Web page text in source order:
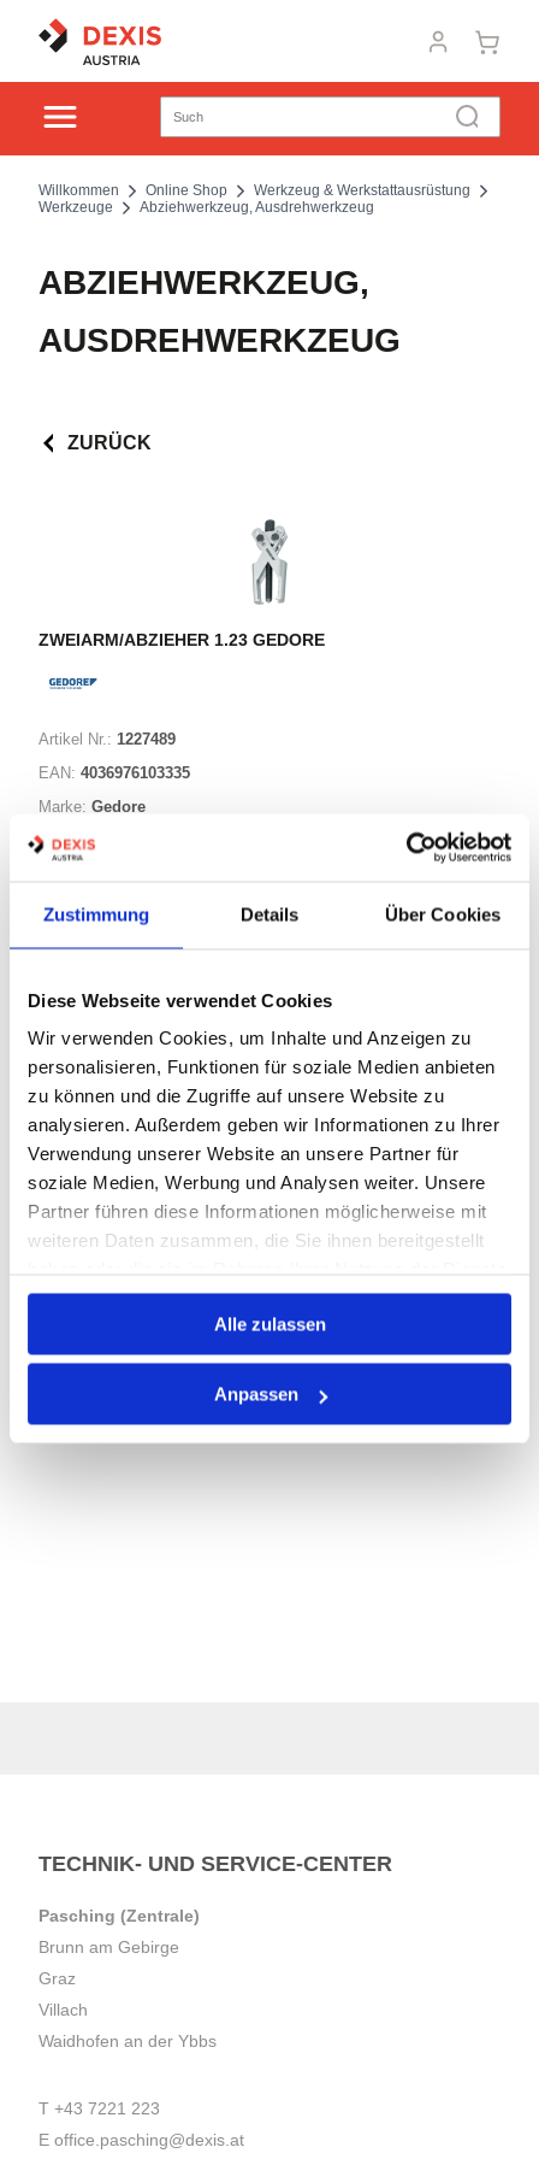
Zustimmung Details Über Cookies
Diese Webseite verwendet Cookies
Wir verwenden Cookies, um Inhalte und Anzeigen zu
personalisieren, Funktionen für soziale Medien anbieten
zu können und die Zugriffe auf unsere Website zu
analysieren. Außerdem geben wir Informationen zu Ihrer
Verwendung unserer Website an unsere Partner für
soziale Medien, Werbung und Analysen weiter. Unsere
Partner führen diese Informationen möglicherweise mit
weiteren Daten zusammen, die Sie ihnen bereitgestellt
gesammelt haben.
Alle zulassen
Anpassen
Willkommen Online Shop
Werkzeug & Werkstattausrüstung
Werkzeuge
Abziehwerkzeug, Ausdrehwerkzeug
ABZIEHWERKZEUG,
AUSDREHWERKZEUG
ZURÜCK
ZWEIARM/ABZIEHER 1.23 GEDORE
Artikel Nr.: 1227489
EAN: 4036976103335
Marke: Gedore
Herst.: 8084310
Nicht auf Lager
Print
PRODUKTBESCHREIBUNG
TECHNIK- UND SERVICE-CENTER
Pasching (Zentrale)
Brunn am Gebirge
Graz
Villach
Waidhofen an der Ybbs
T +43 7221 223
E office.pasching@dexis.at